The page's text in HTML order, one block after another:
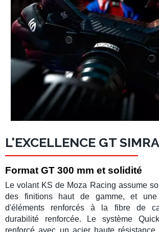
L'EXCELLENCE GT
Format GT 300 mm et solidité
Levolant KSde Moza Racing assume
des finitions haut de gamme, et une
d'éléments renforcés à la fibre de
durabilité renforcée. Le système
renforcé avec un acier haute